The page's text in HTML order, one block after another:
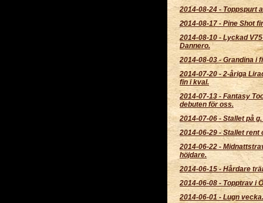
2014-08-24- Toppspurt
2014-08-17 - Pine Shot
2014-08-10 -Lyckad
Dannero.
2014-08-03-Grandina i
2014-07-20-2-åriga
fin i kval.
2014-07-13 - Fantasy
debuten för oss.
2014-07-06 - Stallet på
2014-06-29-Stallet rent
2014-06-22 -
höjdare.
2014-06-15- Hårdare
2014-06-08 - Topptrav i
2014-06-01- Lugn vecka.